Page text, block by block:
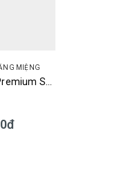
MIỆNG
Kem đánh trắng răng Ora 2 Premium Stain Clear 100g Nhật Bản
đ